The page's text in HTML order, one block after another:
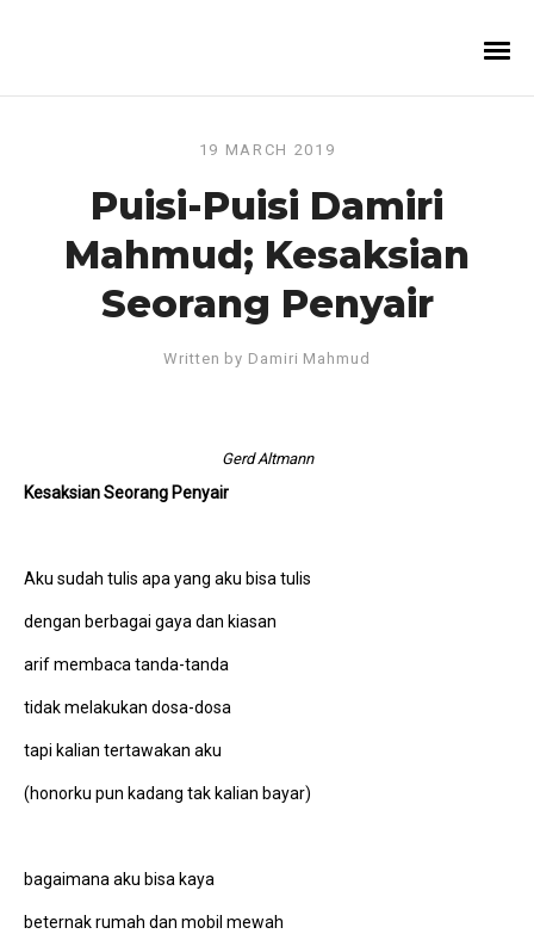
19 MARCH 2019
Puisi-Puisi Damiri
Mahmud; Kesaksian
Seorang Penyair
Written by Damiri Mahmud
Gerd Altmann
Kesaksian Seorang Penyair
Aku sudah tulis apa yang aku bisa tulis
dengan berbagai gaya dan kiasan
arif membaca tanda-tanda
tidak melakukan dosa-dosa
tapi kalian tertawakan aku
(honorku pun kadang tak kalian bayar)
bagaimana aku bisa kaya
beternak rumah dan mobil mewah